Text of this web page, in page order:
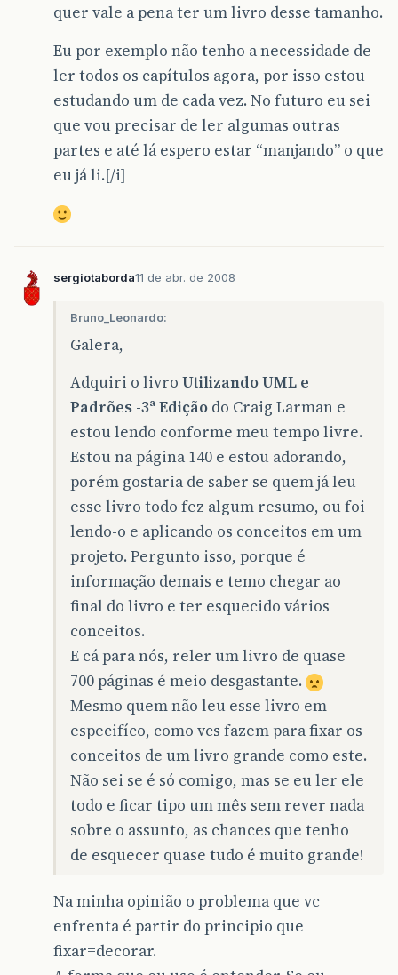
quer vale a pena ter um livro desse tamanho.
Eu por exemplo não tenho a necessidade de
ler todos os capítulos agora, por isso estou
estudando um de cada vez. No futuro eu sei
que vou precisar de ler algumas outras
partes e até lá espero estar “manjando” o que
eu já li.[/i]
sergiotaborda11 de abr. de 2008
Bruno_Leonardo:
Galera,
Adquiri o livro Utilizando UML e
Padrões -3ª Edição do Craig Larman e
estou lendo conforme meu tempo livre.
Estou na página 140 e estou adorando,
porém gostaria de saber se quem já leu
esse livro todo fez algum resumo, ou foi
lendo-o e aplicando os conceitos em um
projeto. Pergunto isso, porque é
informação demais e temo chegar ao
final do livro e ter esquecido vários
conceitos.
E cá para nós, reler um livro de quase
700 páginas é meio desgastante.
Mesmo quem não leu esse livro em
especifíco, como vcs fazem para fixar os
conceitos de um livro grande como este.
Não sei se é só comigo, mas se eu ler ele
todo e ficar tipo um mês sem rever nada
sobre o assunto, as chances que tenho
de esquecer quase tudo é muito grande!
Na minha opinião o problema que vc
enfrenta é partir do principio que
fixar=decorar.